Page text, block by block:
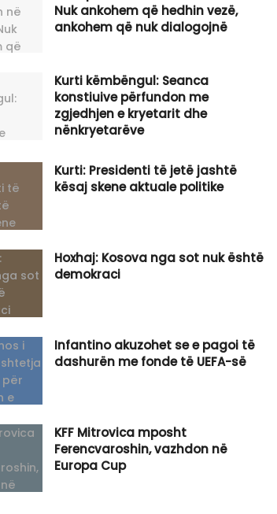
Nuk ankohem që hedhin vezë,
ankohem që nuk dialogojnë
Kurti këmbëngul: Seanca
konstiuive përfundon me
zgjedhjen e kryetarit dhe
nënkryetarëve
Kurti: Presidenti të jetë jashtë
kësaj skene aktuale politike
Hoxhaj: Kosova nga sot nuk është
demokraci
Infantino akuzohet se e pagoi të
dashurën me fonde të UEFA-së
KFF Mitrovica mposht
Ferencvaroshin, vazhdon në
Europa Cup